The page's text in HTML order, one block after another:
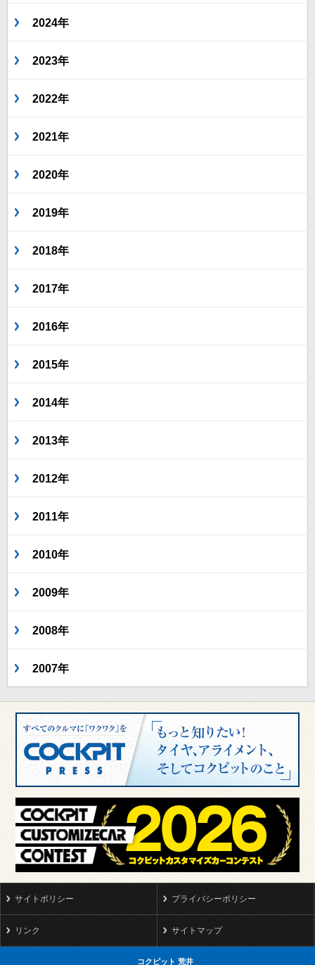
2024年
2023年
2022年
2021年
2020年
2019年
2018年
2017年
2016年
2015年
2014年
2013年
2012年
2011年
2010年
2009年
2008年
2007年
サイトポリシー プライバシーポリシー
リンク サイトマップ
コクピット 荒井